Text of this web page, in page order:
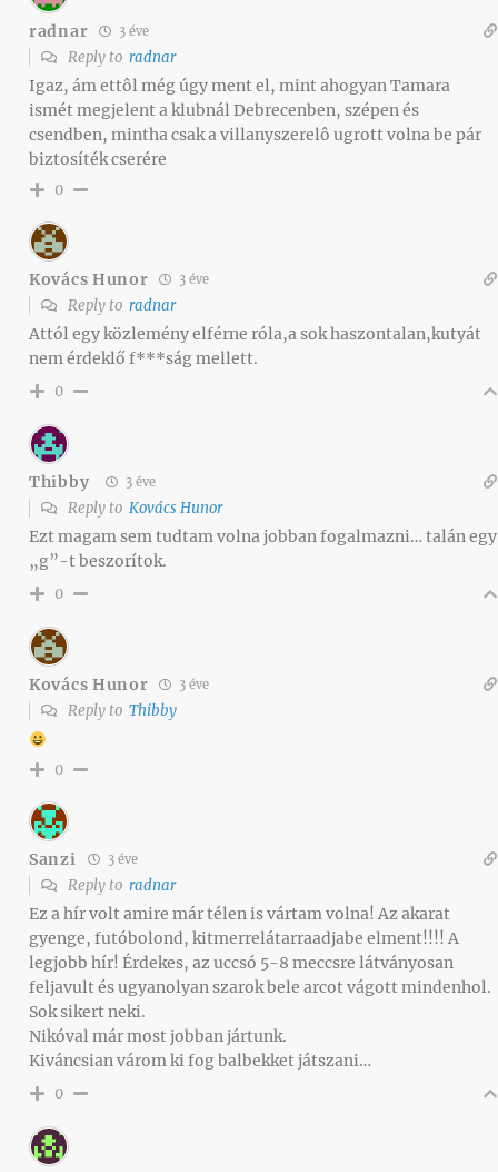
radnar 3 éve
Reply to radnar
Igaz, ám ettôl még úgy ment el, mint ahogyan Tamara
ismét megjelent a klubnál Debrecenben, szépen és
csendben, mintha csak a villanyszerelô ugrott volna be pár
biztosíték cserére
0
Kovács Hunor 3 éve
Reply to radnar
Attól egy közlemény elférne róla,a sok haszontalan,kutyát
nem érdeklő f***ság mellett.
0
Thibby 3 éve
Reply to Kovács Hunor
Ezt magam sem tudtam volna jobban fogalmazni… talán egy
„g”-t beszorítok.
0
Kovács Hunor 3 éve
Reply to Thibby
0
Sanzi 3 éve
Reply to radnar
Ez a hír volt amire már télen is vártam volna! Az akarat
gyenge, futóbolond, kitmerrelátarraadjabe elment!!!! A
legjobb hír! Érdekes, az uccsó 5-8 meccsre látványosan
feljavult és ugyanolyan szarok bele arcot vágott mindenhol.
Sok sikert neki.
Nikóval már most jobban jártunk.
Kiváncsian várom ki fog balbekket játszani…
0